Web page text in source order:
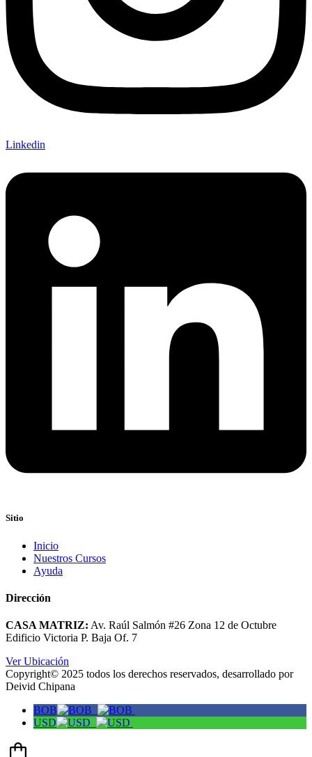
Linkedin
Sitio
Inicio
Nuestros Cursos
Ayuda
Dirección
CASA MATRIZ: Av. Raúl Salmón #26 Zona 12 de Octubre
Edificio Victoria P. Baja Of. 7
Ver Ubicación
Copyright© 2025 todos los derechos reservados, desarrollado por
Deivid Chipana
BOB
USD